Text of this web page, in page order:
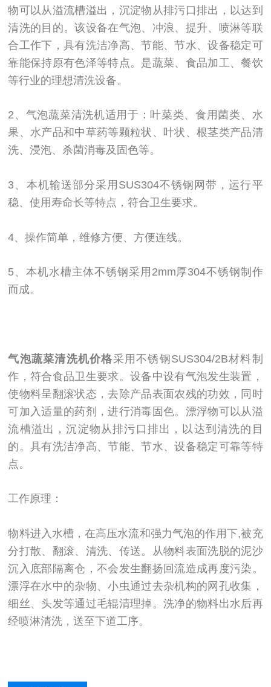
物可以从溢流槽溢出，沉淀物从排污口排出，以达到
清洗的目的。该设备在气泡、冲浪、提升、喷淋等联
合工作下，具有洗洁净高、节能、节水、设备稳定可
靠能保持原有色泽等特点。是蔬菜、食品加工、餐饮
等行业的理想清洗设备。
2、气泡蔬菜清洗机适用于：叶菜类、食用菌类、水
果、水产品和中草药等颗粒状、叶状、根茎类产品清
洗、浸泡、杀菌消毒及固色等。
3、本机输送部分采用SUS304不锈钢网带，运行平
稳、使用寿命长等特点，符合卫生要求。
4、操作简单，维修方便、方便连线。
5、本机水槽主体不锈钢采用2mm厚304不锈钢制作
而成。
气泡蔬菜清洗机价格采用不锈钢SUS304/2B材料制
作，符合食品卫生要求。设备中设有气泡发生装置，
使物料呈翻滚状态，去除产品表面农残的功效，同时
可加入适量的药剂，进行消毒固色。漂浮物可以从溢
流槽溢出，沉淀物从排污口排出，以达到清洗的目
的。具有洗洁净高、节能、节水、设备稳定可靠等特
点。
工作原理：
物料进入水槽，在高压水流和强力气泡的作用下,被充
分打散、翻滚、清洗、传送。从物料表面洗脱的泥沙
沉入底部隔离仓，不会发生翻扬回流造成再度污染。
漂浮在水中的杂物、小虫通过去杂机构的网孔收集，
细丝、头发等通过毛辊清理掉。洗净的物料出水后再
经喷淋清洗，送至下道工序。